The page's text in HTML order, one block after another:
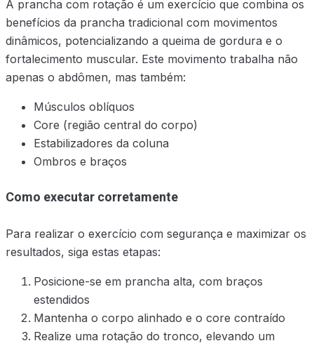
A prancha com rotação é um exercício que combina os
benefícios da prancha tradicional com movimentos
dinâmicos, potencializando a queima de gordura e o
fortalecimento muscular. Este movimento trabalha não
apenas o abdômen, mas também:
Músculos oblíquos
Core (região central do corpo)
Estabilizadores da coluna
Ombros e braços
Como executar corretamente
Para realizar o exercício com segurança e maximizar os
resultados, siga estas etapas:
Posicione-se em prancha alta, com braços
estendidos
Mantenha o corpo alinhado e o core contraído
Realize uma rotação do tronco, elevando um